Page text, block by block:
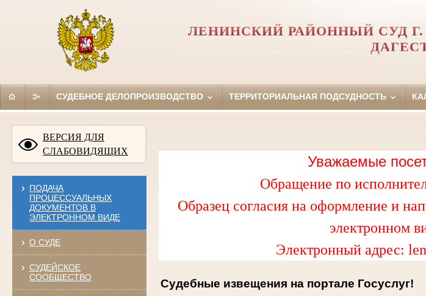
ЛЕНИНСКИЙ РАЙОННЫЙ СУД
СУДЕБНОЕ ДЕЛОПРОИЗВОДСТВО ТЕРРИТОРИАЛЬНАЯ ПОДСУДНОСТЬ
ВЕРСИЯ ДЛЯ
СЛАБОВИДЯЩИХ
ПОДАЧА
ПРОЦЕССУАЛЬНЫХ
ДОКУМЕНТОВ В
ЭЛЕКТРОННОМ ВИДЕ
О СУДЕ
СУДЕЙСКОЕ
СООБЩЕСТВО
Уважаемые
Обращение по
Образец согласия на оформление и
электронном
Электронный адрес:
Судебные извещения на портале Госуслуг!